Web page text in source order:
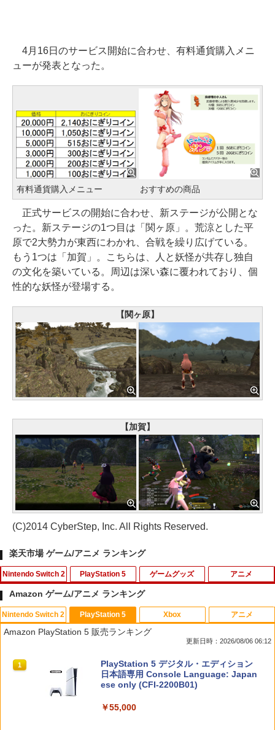
4月16日のサービス開始に合わせ、有料通貨購入メニ
ューが発表となった。
有料通貨購入メニュー おすすめの商品
正式サービスの開始に合わせ、新ステージが公開とな
った。新ステージの1つ目は「関ヶ原」。荒涼とした平
原で2大勢力が東西にわかれ、合戦を繰り広げている。
もう1つは「加賀」。こちらは、人と妖怪が共存し独自
の文化を築いている。周辺は深い森に覆われており、個
性的な妖怪が登場する。
【関ヶ原】
【加賀】
(C)2014 CyberStep, Inc. All Rights Reserved.
楽天市場 ゲーム/アニメ ランキング
Nintendo Switch 2
1
Nintendo Switch2 ケース EVA キャリン
グケース 耐衝撃 大容量収納 Switch 保護
ケース 収納バッグ ニンテンドー スイッ
ームカード
￥1,078
PlayStation 5 ゲームグッズ
1
【中古】SDガンダム Gジェネレーション
ウォーズ 特典 Gジェネレーション ウォ
ーズ プレイヤーズバイブル付き
￥350
【中古美品】 PlayStation 5 ソフト Rise
アニメ
Amazon ゲーム/アニメ ランキング
Nintendo Switch 2
1
スプラトゥーン レイダース|オンライン
コード版
PlayStation 5
Amazon PlayStation 5 販売ランキング
更新日時：2026/08/06 06:12
1
PlayStation 5 デジタル・エディション
日本語専用 Console Language: Japan
ese only (CFI-2200B01)
￥55,000
Xbox アニメ